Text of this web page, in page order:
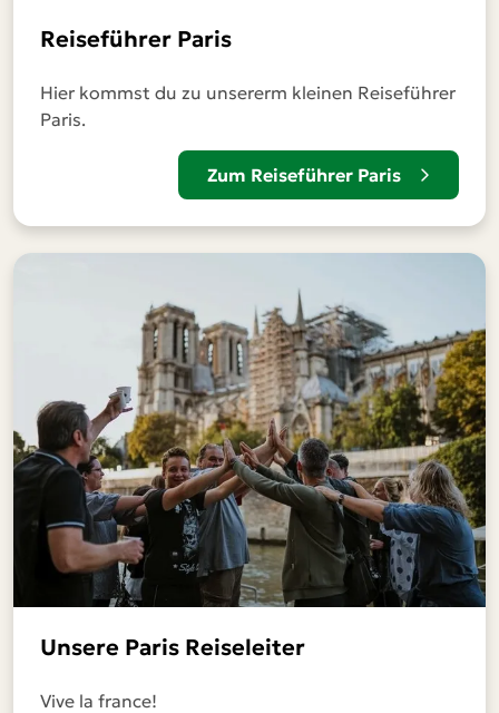
Reiseführer Paris
Hier kommst du zu unsererm kleinen Reiseführer
Paris.
Zum Reiseführer Paris
Unsere Paris Reiseleiter
Vive la france!